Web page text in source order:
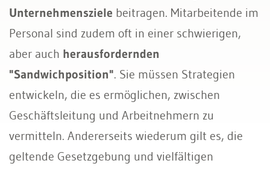
Unternehmensziele beitragen. Mitarbeitende im
Personal sind zudem oft in einer schwierigen,
aber auch herausfordernden
"Sandwichposition". Sie müssen Strategien
entwickeln, die es ermöglichen, zwischen
Geschäftsleitung und Arbeitnehmern zu
vermitteln. Andererseits wiederum gilt es, die
geltende Gesetzgebung und vielfältigen